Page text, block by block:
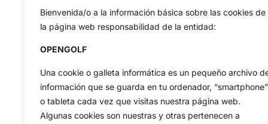
Bienvenida/o a la información básica sobre las cookies de
la página web responsabilidad de la entidad:
OPENGOLF
Una cookie o galleta informática es un pequeño archivo
información que se guarda en tu ordenador, “smartphone”
o tableta cada vez que visitas nuestra página web.
Algunas cookies son nuestras y otras pertenecen a